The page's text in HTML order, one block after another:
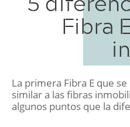
Fibra
La primera Fibra E que
similar a las fibras
algunos puntos que la